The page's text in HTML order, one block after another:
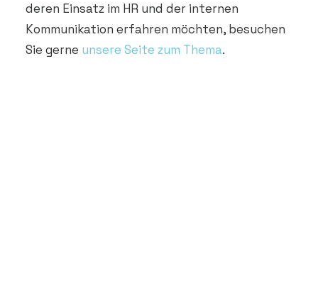
deren Einsatz im HR und der internen
Kommunikation erfahren möchten, besuchen
Sie gerne unsere Seite zum Thema.